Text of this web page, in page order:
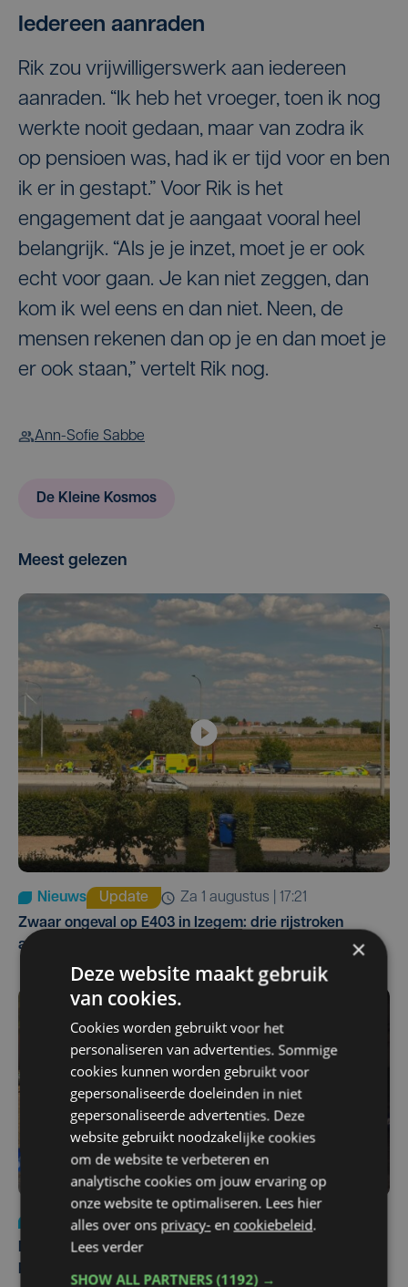
Iedereen aanraden
Rik zou vrijwilligerswerk aan iedereen
aanraden. “Ik heb het vroeger, toen ik nog
werkte nooit gedaan, maar van zodra ik
op pensioen was, had ik er tijd voor en ben
ik er in gestapt.” Voor Rik is het
engagement dat je aangaat vooral heel
belangrijk. “Als je je inzet, moet je er ook
echt voor gaan. Je kan niet zeggen, dan
kom ik wel eens en dan niet. Neen, de
mensen rekenen dan op je en dan moet je
er ook staan,” vertelt Rik nog.
Ann-Sofie Sabbe
De Kleine Kosmos
Meest gelezen
Nieuws Update
za 1 augustus | 17:21
Zwaar ongeval op E403 in Izegem: drie rijstroken
afgesloten
Nieuws
di 4 augustus | 09:32
Man en vrouw dood aangetroffen in woning in Sint-
Pieters Brugge
×
Deze website maakt gebruik
van cookies.
Cookies worden gebruikt voor het
personaliseren van advertenties. Sommige
cookies kunnen worden gebruikt voor
gepersonaliseerde doeleinden in niet
gepersonaliseerde advertenties. Deze
website gebruikt noodzakelijke cookies
om de website te verbeteren en
analytische cookies om jouw ervaring op
onze website te optimaliseren. Lees hier
alles over ons privacy- en cookiebeleid.
Lees verder
SHOW ALL PARTNERS(1192) →